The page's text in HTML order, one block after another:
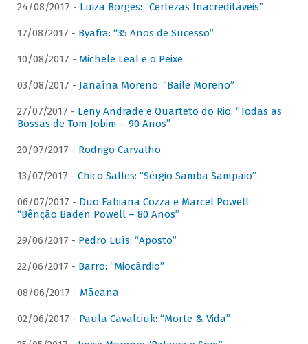
24/08/2017 - Luiza Borges: “Certezas Inacreditáveis”
17/08/2017 - Byafra: “35 Anos de Sucesso”
10/08/2017 - Michele Leal e o Peixe
03/08/2017 - Janaína Moreno: “Baile Moreno”
27/07/2017 - Leny Andrade e Quarteto do Rio: “Todas as
Bossas de Tom Jobim – 90 Anos”
20/07/2017 - Rodrigo Carvalho
13/07/2017 - Chico Salles: “Sérgio Samba Sampaio”
06/07/2017 - Duo Fabiana Cozza e Marcel Powell:
“Bênção Baden Powell – 80 Anos”
29/06/2017 - Pedro Luís: “Aposto”
22/06/2017 - Barro: “Miocárdio”
08/06/2017 - Mãeana
02/06/2017 - Paula Cavalciuk: “Morte & Vida”